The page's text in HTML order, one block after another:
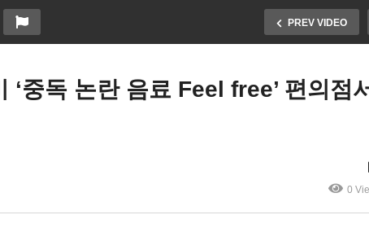
PREV VIDEO
‘중독 논란 음료 Feel free’ 편의점
0